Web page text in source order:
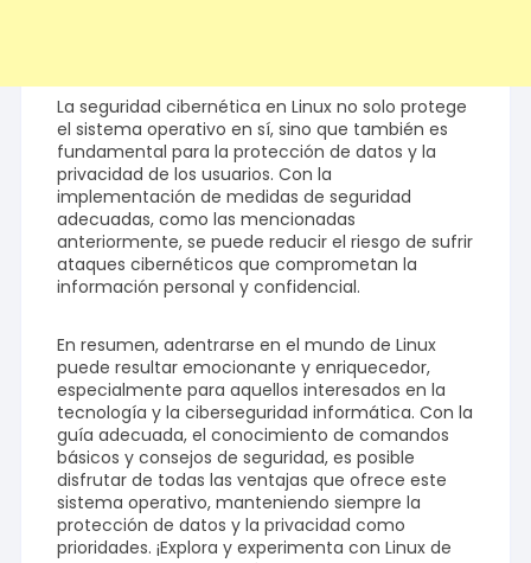
La seguridad cibernética en Linux no solo protege
el sistema operativo en sí, sino que también es
fundamental para la protección de datos y la
privacidad de los usuarios. Con la
implementación de medidas de seguridad
adecuadas, como las mencionadas
anteriormente, se puede reducir el riesgo de sufrir
ataques cibernéticos que comprometan la
información personal y confidencial.
En resumen, adentrarse en el mundo de Linux
puede resultar emocionante y enriquecedor,
especialmente para aquellos interesados en la
tecnología y la ciberseguridad informática. Con la
guía adecuada, el conocimiento de comandos
básicos y consejos de seguridad, es posible
disfrutar de todas las ventajas que ofrece este
sistema operativo, manteniendo siempre la
protección de datos y la privacidad como
prioridades. ¡Explora y experimenta con Linux de